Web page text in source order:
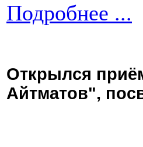
Подробнее ...
Открылся
Айтматов",